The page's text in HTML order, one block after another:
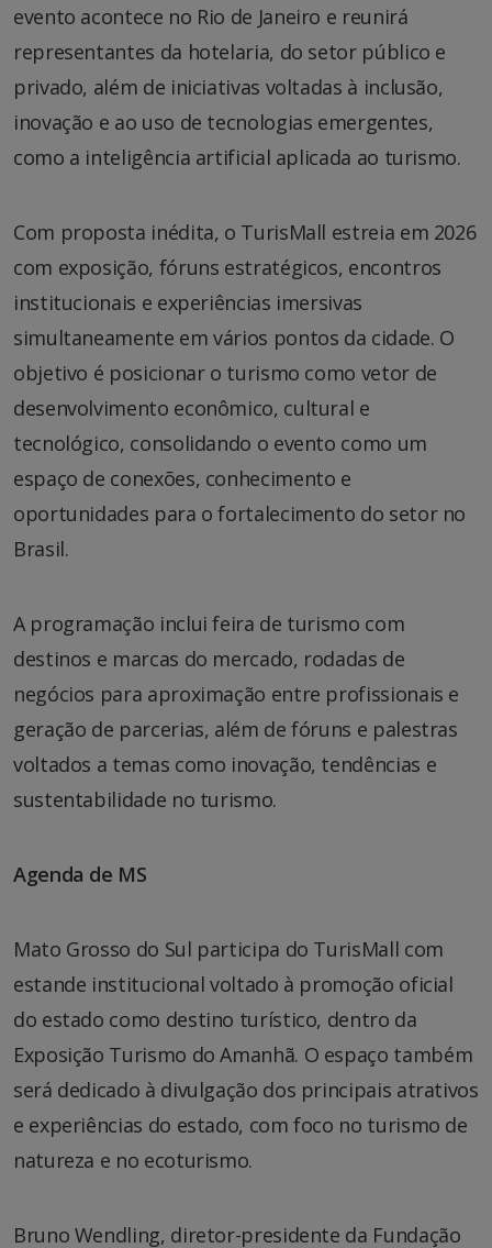
evento acontece no Rio de Janeiro e reunirá
representantes da hotelaria, do setor público e
privado, além de iniciativas voltadas à inclusão,
inovação e ao uso de tecnologias emergentes,
como a inteligência artificial aplicada ao turismo.
Com proposta inédita, o TurisMall estreia em 2026
com exposição, fóruns estratégicos, encontros
institucionais e experiências imersivas
simultaneamente em vários pontos da cidade. O
objetivo é posicionar o turismo como vetor de
desenvolvimento econômico, cultural e
tecnológico, consolidando o evento como um
espaço de conexões, conhecimento e
oportunidades para o fortalecimento do setor no
Brasil.
A programação inclui feira de turismo com
destinos e marcas do mercado, rodadas de
negócios para aproximação entre profissionais e
geração de parcerias, além de fóruns e palestras
voltados a temas como inovação, tendências e
sustentabilidade no turismo.
Agenda de MS
Mato Grosso do Sul participa do TurisMall com
estande institucional voltado à promoção oficial
do estado como destino turístico, dentro da
Exposição Turismo do Amanhã. O espaço também
será dedicado à divulgação dos principais atrativos
e experiências do estado, com foco no turismo de
natureza e no ecoturismo.
Bruno Wendling, diretor-presidente da Fundação